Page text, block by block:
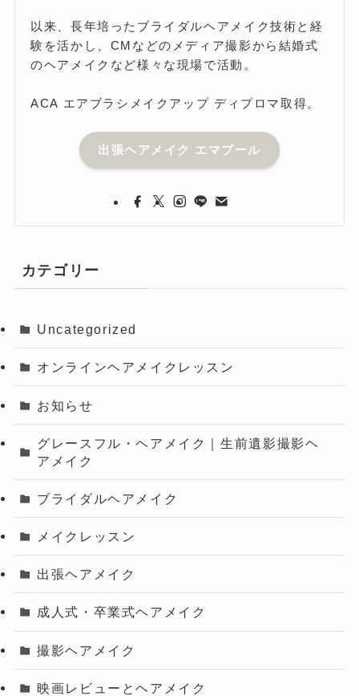
以来、長年培ったブライダルヘアメイク技術と経
験を活かし、CMなどのメディア撮影から結婚式
のヘアメイクなど様々な現場で活動。
ACA エアブラシメイクアップ ディプロマ取得。
出張ヘアメイク エマブール
カテゴリー
Uncategorized
オンラインヘアメイクレッスン
お知らせ
グレースフル・ヘアメイク｜生前遺影撮影ヘ
アメイク
ブライダルヘアメイク
メイクレッスン
出張ヘアメイク
成人式・卒業式ヘアメイク
撮影ヘアメイク
映画レビューとヘアメイク